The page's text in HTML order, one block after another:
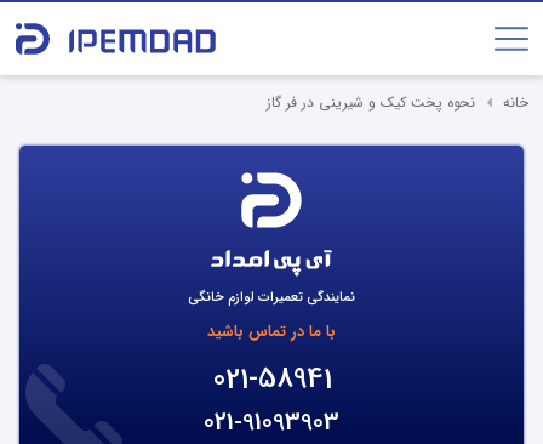
خانه نحوه پخت کیک و شیرینی در فر گاز
نمایندگی تعمیرات لوازم خانگی
با ما در تماس باشید
021-58941
021-91093903